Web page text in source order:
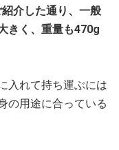
介した通り、一般
きく、重量も470g
入れて持ち運ぶには
の用途に合っている